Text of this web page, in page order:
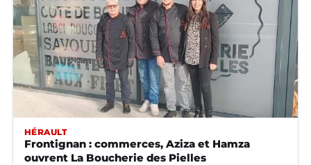
HÉRAULT
Frontignan : commerces, Aziza et Hamza
ouvrent La Boucherie des Pielles